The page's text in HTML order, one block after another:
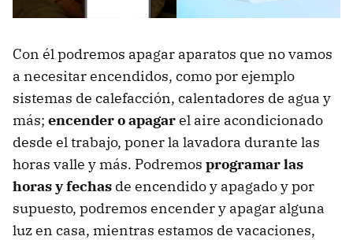
Con él podremos apagar aparatos que no vamos
a necesitar encendidos, como por ejemplo
sistemas de calefacción, calentadores de agua y
más; encender o apagarel aire acondicionado
desde el trabajo, poner la lavadora durante las
horas valle y más. Podremos programar las
horas y fechas de encendido y apagado y por
supuesto, podremos encender y apagar alguna
luz en casa, mientras estamos de vacaciones,